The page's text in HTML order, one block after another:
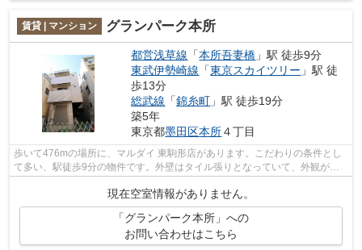
賃貸 | マンション グランパーク本所
都営浅草線 「本所吾妻橋 」駅 徒歩9分
東武伊勢崎線 「東京スカイツリー 」駅 徒
歩13分
総武線 「錦糸町 」駅 徒歩19分
築5年
東京都墨田区本所４丁目
歩いて476mの場所に、マルダイ 東駒形店があります。こだわりの条件とし
て多い、駅徒歩9分の物件です。外壁はタイル張りとなっていて、外観が素
敵です。こちらの物件はマンションです...
現在空室情報がありません。
「グランパーク本所」への
お問い合わせはこちら